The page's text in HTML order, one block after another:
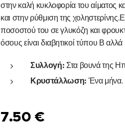
στην καλή κυκλοφορία του αίματος
και στην ρύθμιση της
ποσοστού του σε γλυκόζη και
όσους είναι διαβητικοί τύπου Β αλλά
Συλλογή: Στα βουνά της
Κρυστάλλωση: Ένα μήνα.
7.50 €